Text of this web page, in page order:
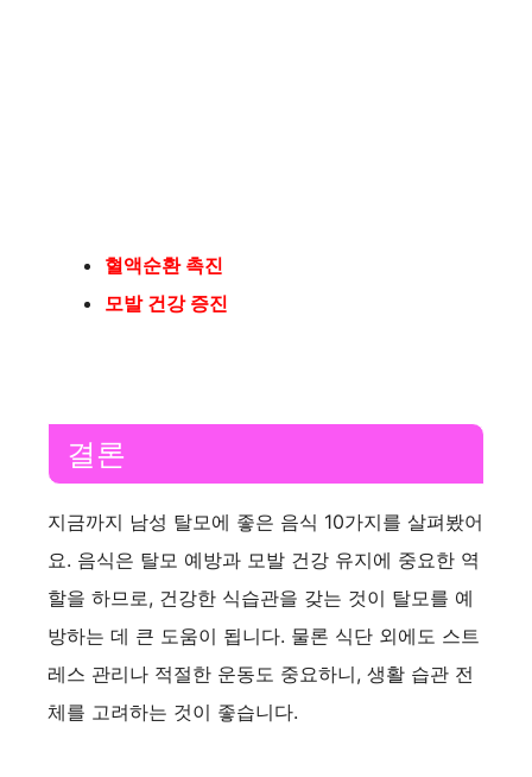
혈액순환 촉진
모발 건강 증진
결론
지금까지 남성 탈모에 좋은 음식 10가지를 살펴봤어
요. 음식은 탈모 예방과 모발 건강 유지에 중요한 역
할을 하므로, 건강한 식습관을 갖는 것이 탈모를 예
방하는 데 큰 도움이 됩니다. 물론 식단 외에도 스트
레스 관리나 적절한 운동도 중요하니, 생활 습관 전
체를 고려하는 것이 좋습니다.